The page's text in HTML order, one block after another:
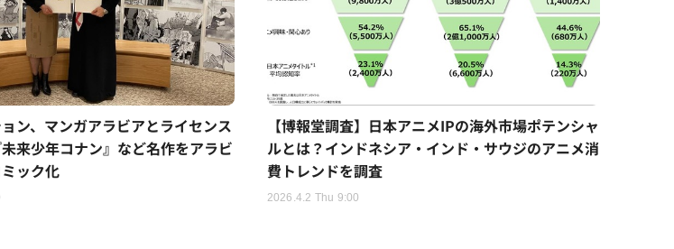
ン、マンガアラビアとライセンス
来少年コナン』など名作をアラビ
ック化
【博報堂調査】日本アニメIPの海外市場ポテンシャ
ルとは？インドネシア・インド・サウジのアニメ消
費トレンドを調査
2026.4.2 Thu 9:00